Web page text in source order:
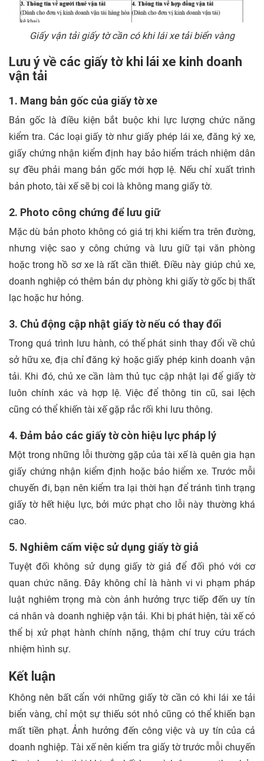
Giấy vận tải giấy tờ cần có khi lái xe tải biển vàng
Lưu ý về các giấy tờ khi lái xe kinh doanh
vận tải
1. Mang bản gốc của giấy tờ xe
Bản gốc là điều kiện bắt buộc khi lực lượng chức năng
kiểm tra. Các loại giấy tờ như giấy phép lái xe, đăng ký xe,
giấy chứng nhận kiểm định hay bảo hiểm trách nhiệm dân
sự đều phải mang bản gốc mới hợp lệ. Nếu chỉ xuất trình
bản photo, tài xế sẽ bị coi là không mang giấy tờ.
2. Photo công chứng để lưu giữ
Mặc dù bản photo không có giá trị khi kiểm tra trên đường,
nhưng việc sao y công chứng và lưu giữ tại văn phòng
hoặc trong hồ sơ xe là rất cần thiết. Điều này giúp chủ xe,
doanh nghiệp có thêm bản dự phòng khi giấy tờ gốc bị thất
lạc hoặc hư hỏng.
3. Chủ động cập nhật giấy tờ nếu có thay đổi
Trong quá trình lưu hành, có thể phát sinh thay đổi về chủ
sở hữu xe, địa chỉ đăng ký hoặc giấy phép kinh doanh vận
tải. Khi đó, chủ xe cần làm thủ tục cập nhật lại để giấy tờ
luôn chính xác và hợp lệ. Việc để thông tin cũ, sai lệch
cũng có thể khiến tài xế gặp rắc rối khi lưu thông.
4. Đảm bảo các giấy tờ còn hiệu lực pháp lý
Một trong những lỗi thường gặp của tài xế là quên gia hạn
giấy chứng nhận kiểm định hoặc bảo hiểm xe. Trước mỗi
chuyến đi, bạn nên kiểm tra lại thời hạn để tránh tình trạng
giấy tờ hết hiệu lực, bởi mức phạt cho lỗi này thường khá
cao.
5. Nghiêm cấm việc sử dụng giấy tờ giả
Tuyệt đối không sử dụng giấy tờ giả để đối phó với cơ
quan chức năng. Đây không chỉ là hành vi vi phạm pháp
luật nghiêm trọng mà còn ảnh hưởng trực tiếp đến uy tín
cá nhân và doanh nghiệp vận tải. Khi bị phát hiện, tài xế có
thể bị xử phạt hành chính nặng, thậm chí truy cứu trách
nhiệm hình sự.
Kết luận
Không nên bất cẩn với những giấy tờ cần có khi lái xe tải
biển vàng, chỉ một sự thiếu sót nhỏ cũng có thể khiến bạn
mất tiền phạt. Ảnh hưởng đến công việc và uy tín của cả
doanh nghiệp. Tài xế nên kiểm tra giấy tờ trước mỗi chuyến